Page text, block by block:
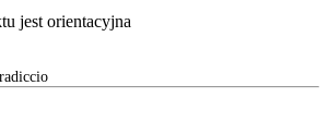
jest orientacyjna